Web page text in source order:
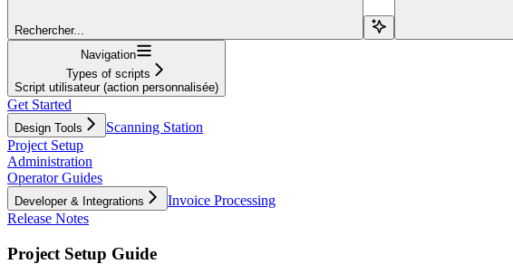
Rechercher...
Navigation
Types of scripts
Script utilisateur (action personnalisée)
Get Started
Design Tools
Scanning Station
Project Setup
Administration
Operator Guides
Developer & Integrations
Invoice Processing
Release Notes
Project Setup Guide